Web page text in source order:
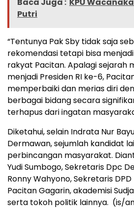
Baca Juga : KPU
Putri
“Tentunya Pak Sby tidak saja
rekomendasi tetapi bisa
rakyat Pacitan. Apalagi sejarah
menjadi Presiden RI ke-6,
memperbaiki dan merias diri
berbagai bidang secara
terhapus dari ingatan
Diketahui, selain Indrata Nur
Dermawan, sejumlah kandidat
perbincangan masyarakat.
Yudi Sumbogo, Sekretaris Dpc
Ronny Wahyono, Sekretaris
Pacitan Gagarin, akademisi
serta tokoh politik lainnya. (is/